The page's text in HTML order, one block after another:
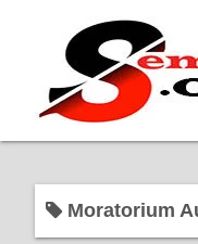
Moratorium